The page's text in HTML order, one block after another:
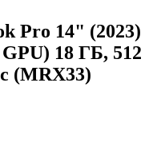
Pro 14" (2023)
18 ГБ, 512
(MRX33)